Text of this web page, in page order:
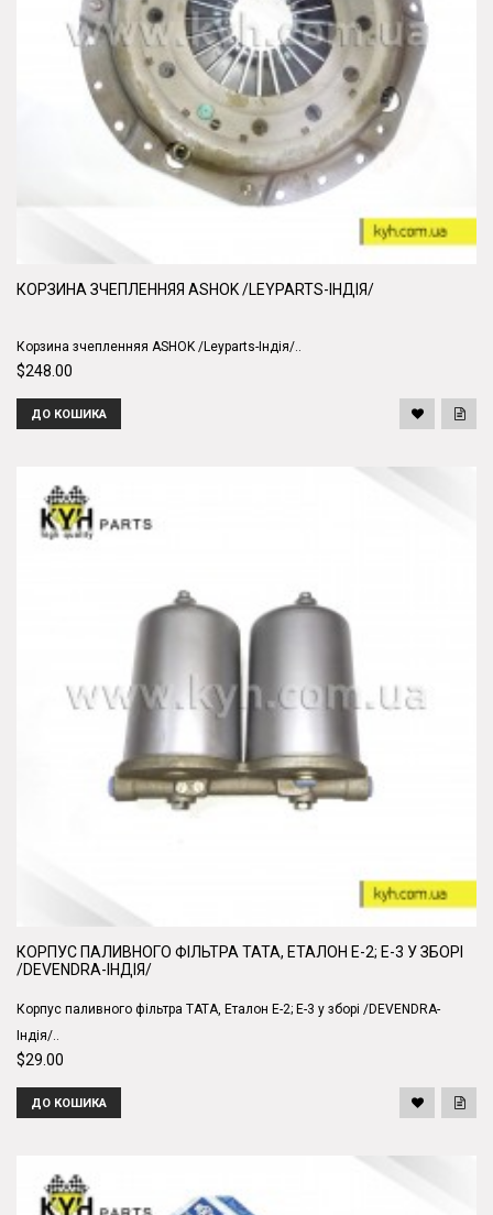
КОРЗИНА ЗЧЕПЛЕННЯЯ ASHOK /LEYPARTS-ІНДІЯ/
Корзина зчепленняя ASHOK /Leyparts-Індія/..
$248.00
ДО КОШИКА
КОРПУС ПАЛИВНОГО ФІЛЬТРА ТАТА, ЕТАЛОН Е-2; Е-3 У ЗБОРІ
/DEVENDRA-ІНДІЯ/
Корпус паливного фільтра ТАТА, Еталон Е-2; Е-3 у зборі /DEVENDRA-
Індія/..
$29.00
ДО КОШИКА